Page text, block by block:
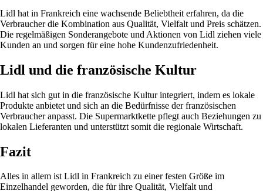
Lidl hat in Frankreich eine wachsende Beliebtheit erfahren, da die
Verbraucher die Kombination aus Qualität, Vielfalt und Preis schätzen.
Die regelmäßigen Sonderangebote und Aktionen von Lidl ziehen viele
Kunden an und sorgen für eine hohe Kundenzufriedenheit.
Lidl und die französische Kultur
Lidl hat sich gut in die französische Kultur integriert, indem es lokale
Produkte anbietet und sich an die Bedürfnisse der französischen
Verbraucher anpasst. Die Supermarktkette pflegt auch Beziehungen zu
lokalen Lieferanten und unterstützt somit die regionale Wirtschaft.
Fazit
Alles in allem ist Lidl in Frankreich zu einer festen Größe im
Einzelhandel geworden, die für ihre Qualität, Vielfalt und